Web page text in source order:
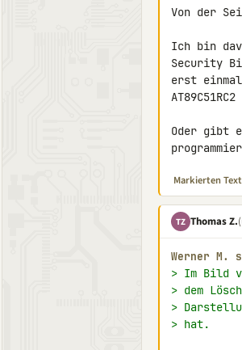
Von der
Ich bin
Security
erst
Oder gibt
Markierten
TZ Thomas Z.
Werner M.
> Im Bild
> dem
>
> hat.